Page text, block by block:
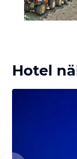
Hotel